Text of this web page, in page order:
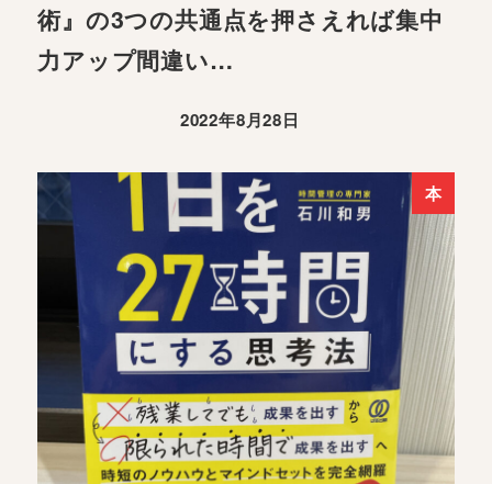
術』の3つの共通点を押さえれば集中
力アップ間違い…
2022年8月28日
本